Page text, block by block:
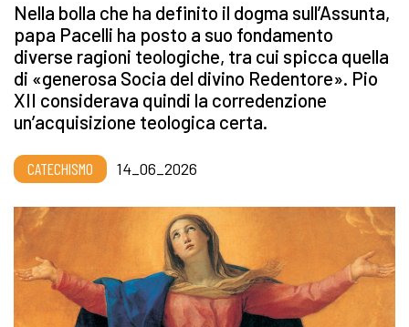
Nella bolla che ha definito il dogma sull’Assunta,
papa Pacelli ha posto a suo fondamento
diverse ragioni teologiche, tra cui spicca quella
di «generosa Socia del divino Redentore». Pio
XII considerava quindi la corredenzione
un’acquisizione teologica certa.
CATECHISMO 14_06_2026